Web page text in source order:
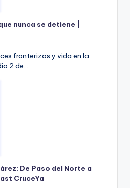
nunca se detiene |
fronterizos y vida en la
2 de…
De Paso del Norte a
CruceYa